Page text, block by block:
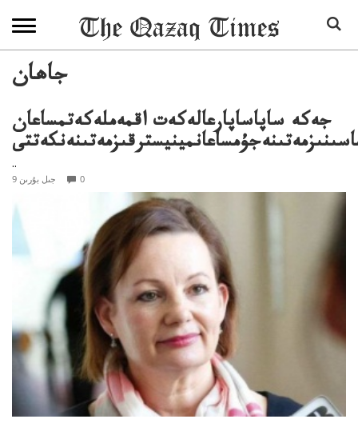
جاھان
جەكە ساپاساپارعالەكەت اقمەملەكەتمساعان
..
9 جىل بۇرىن 0